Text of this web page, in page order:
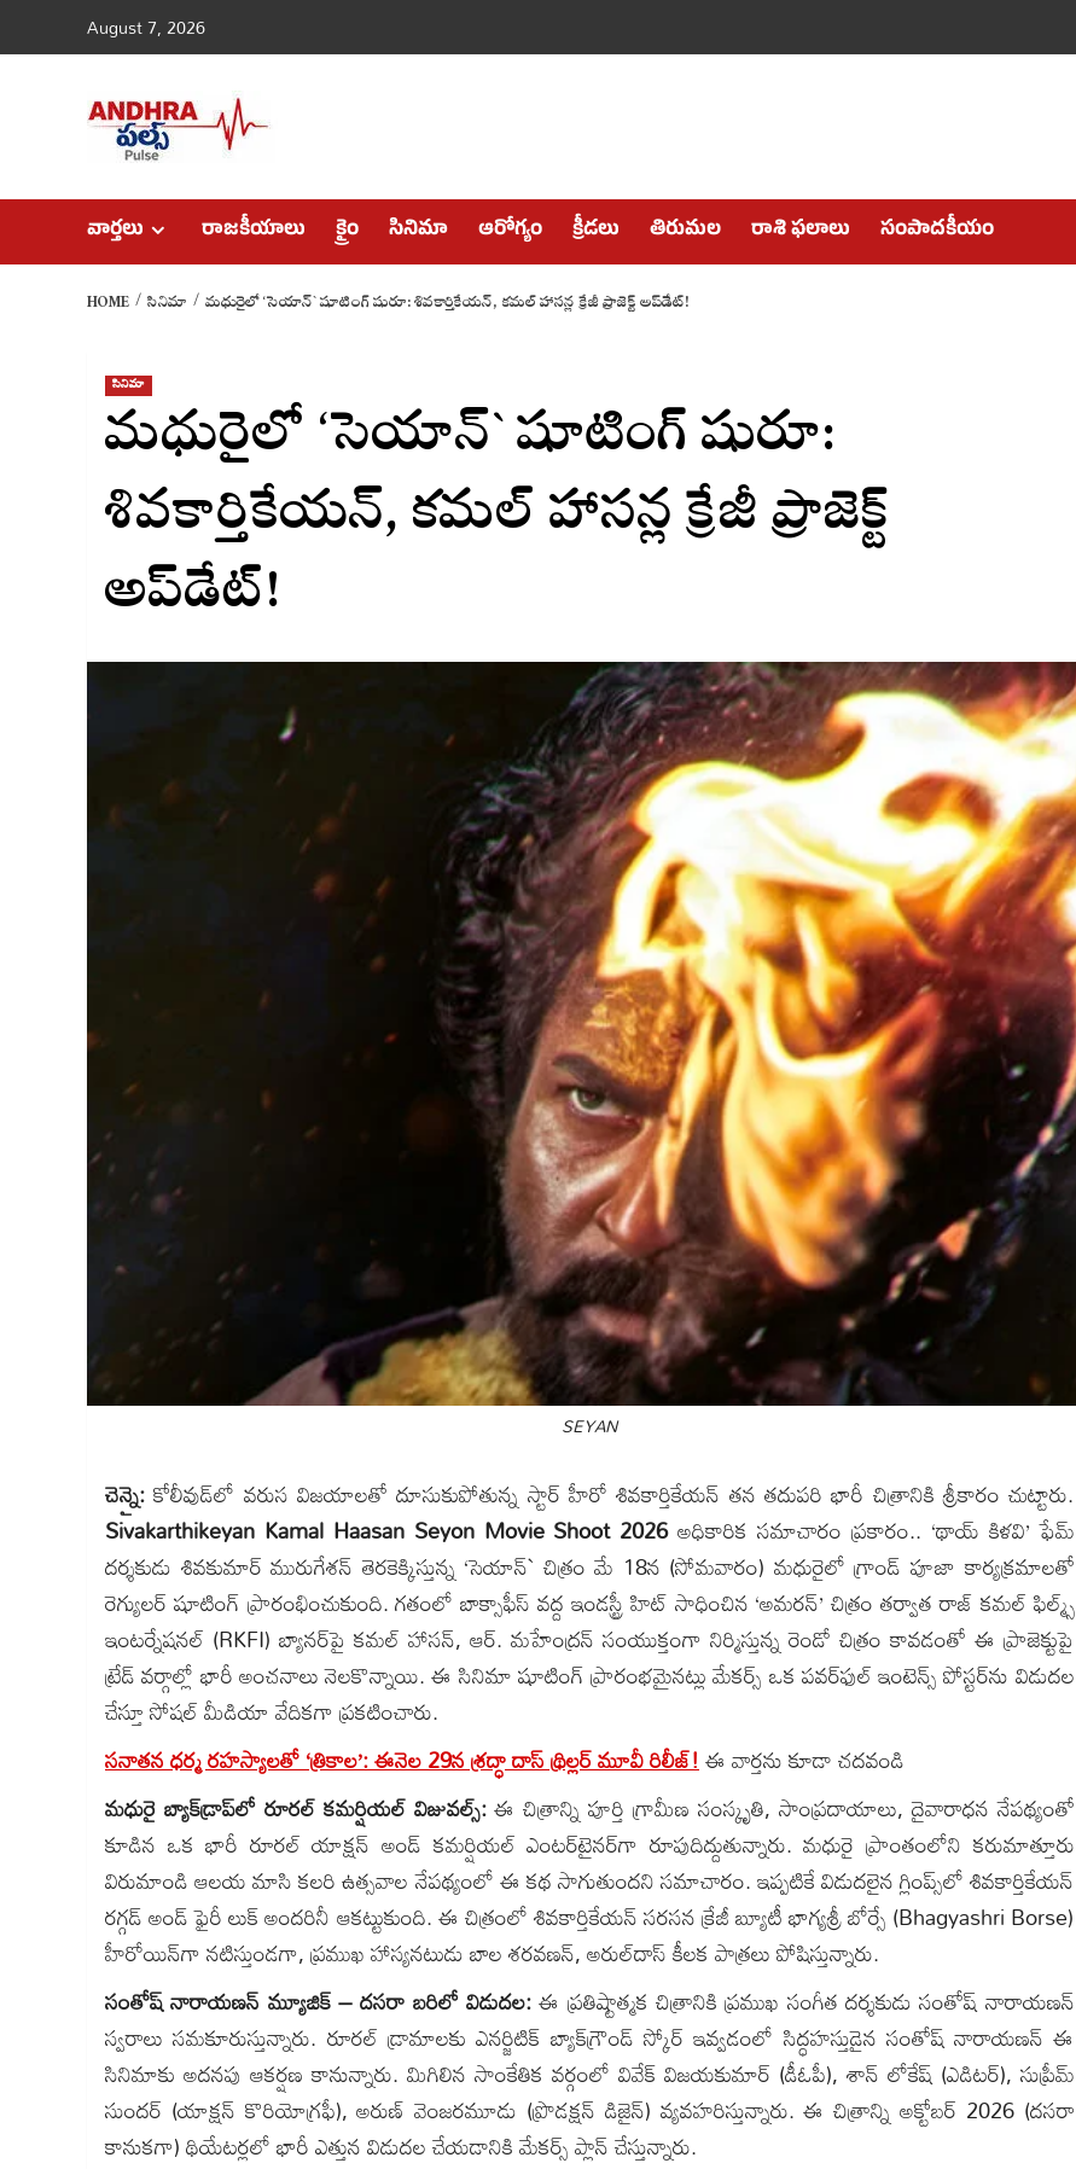
to
August 7, 2026
వార్తలు రాజకీయాలు క్రైం సినిమా ఆరోగ్యం క్రీడలు తిరుమల రాశి ఫలాలు సంపాదకీయం
HOME సినిమా మధురైలో ‘సెయాన్` షూటింగ్ షురూ: శివకార్తికేయన్, కమల్ హాసన్ల క్రేజీ ప్రాజెక్ట్ అప్‌డేట్!
సినిమా
మధురైలో ‘సెయాన్` షూటింగ్ షురూ:
శివకార్తికేయన్, కమల్ హాసన్ల క్రేజీ ప్రాజెక్ట్
అప్‌డేట్!
SEYAN
చెన్నై:కోలీవుడ్‌లో వరుస విజయాలతో దూసుకుపోతున్న స్టార్ హీరో శివకార్తికేయన్ తన తదుపరి భారీ చిత్రానికి శ్రీకారం చుట్టారు.
Sivakarthikeyan Kamal Haasan Seyon Movie Shoot 2026అధికారిక సమాచారం ప్రకారం.. ‘థాయ్ కిళవి’ ఫేమ్
దర్శకుడు శివకుమార్ మురుగేశన్ తెరకెక్కిస్తున్న ‘సెయాన్` చిత్రం మే 18న (సోమవారం) మధురైలో గ్రాండ్ పూజా కార్యక్రమాలతో
రెగ్యులర్ షూటింగ్ ప్రారంభించుకుంది. గతంలో బాక్సాఫీస్ వద్ద ఇండస్ట్రీ హిట్ సాధించిన ‘అమరన్’ చిత్రం తర్వాత రాజ్ కమల్ ఫిల్మ్స్
ఇంటర్నేషనల్ (RKFI) బ్యానర్‌పై కమల్ హాసన్, ఆర్. మహేంద్రన్ సంయుక్తంగా నిర్మిస్తున్న రెండో చిత్రం కావడంతో ఈ ప్రాజెక్టుపై
ట్రేడ్ వర్గాల్లో భారీ అంచనాలు నెలకొన్నాయి. ఈ సినిమా షూటింగ్ ప్రారంభమైనట్లు మేకర్స్ ఒక పవర్‌ఫుల్ ఇంటెన్స్ పోస్టర్‌ను విడుదల
చేస్తూ సోషల్ మీడియా వేదికగా ప్రకటించారు.
సనాతన ధర్మ రహస్యాలతో ‘త్రికాల’: ఈనెల 29న శ్రద్ధా దాస్ థ్రిల్లర్ మూవీ రిలీజ్!ఈ వార్తను కూడా చదవండి
మధురై బ్యాక్‌డ్రాప్‌లో రూరల్ కమర్షియల్ విజువల్స్:ఈ చిత్రాన్ని పూర్తి గ్రామీణ సంస్కృతి, సాంప్రదాయాలు, దైవారాధన నేపథ్యంతో
కూడిన ఒక భారీ రూరల్ యాక్షన్ అండ్ కమర్షియల్ ఎంటర్‌టైనర్‌గా రూపుదిద్దుతున్నారు. మధురై ప్రాంతంలోని కరుమాత్తూరు
విరుమాండి ఆలయ మాసి కలరి ఉత్సవాల నేపథ్యంలో ఈ కథ సాగుతుందని సమాచారం. ఇప్పటికే విడుదలైన గ్లింప్స్‌లో శివకార్తికేయన్
రగ్గడ్ అండ్ ఫైరీ లుక్ అందరినీ ఆకట్టుకుంది. ఈ చిత్రంలో శివకార్తికేయన్ సరసన క్రేజీ బ్యూటీ భాగ్యశ్రీ బోర్సే (Bhagyashri Borse)
హీరోయిన్‌గా నటిస్తుండగా, ప్రముఖ హాస్యనటుడు బాల శరవణన్, అరుల్‌దాస్ కీలక పాత్రలు పోషిస్తున్నారు.
సంతోష్ నారాయణన్ మ్యూజిక్ – దసరా బరిలో విడుదల:ఈ ప్రతిష్టాత్మక చిత్రానికి ప్రముఖ సంగీత దర్శకుడు సంతోష్ నారాయణన్
స్వరాలు సమకూరుస్తున్నారు. రూరల్ డ్రామాలకు ఎనర్జిటిక్ బ్యాక్‌గ్రౌండ్ స్కోర్ ఇవ్వడంలో సిద్ధహస్తుడైన సంతోష్ నారాయణన్ ఈ
సినిమాకు అదనపు ఆకర్షణ కానున్నారు. మిగిలిన సాంకేతిక వర్గంలో వివేక్ విజయకుమార్ (డీఓపీ), శాన్ లోకేష్ (ఎడిటర్), సుప్రీమ్
సుందర్ (యాక్షన్ కొరియోగ్రఫీ), అరుణ్ వెంజరమూడు (ప్రొడక్షన్ డిజైన్) వ్యవహరిస్తున్నారు. ఈ చిత్రాన్ని అక్టోబర్ 2026 (దసరా
కానుకగా) థియేటర్లలో భారీ ఎత్తున విడుదల చేయడానికి మేకర్స్ ప్లాన్ చేస్తున్నారు.